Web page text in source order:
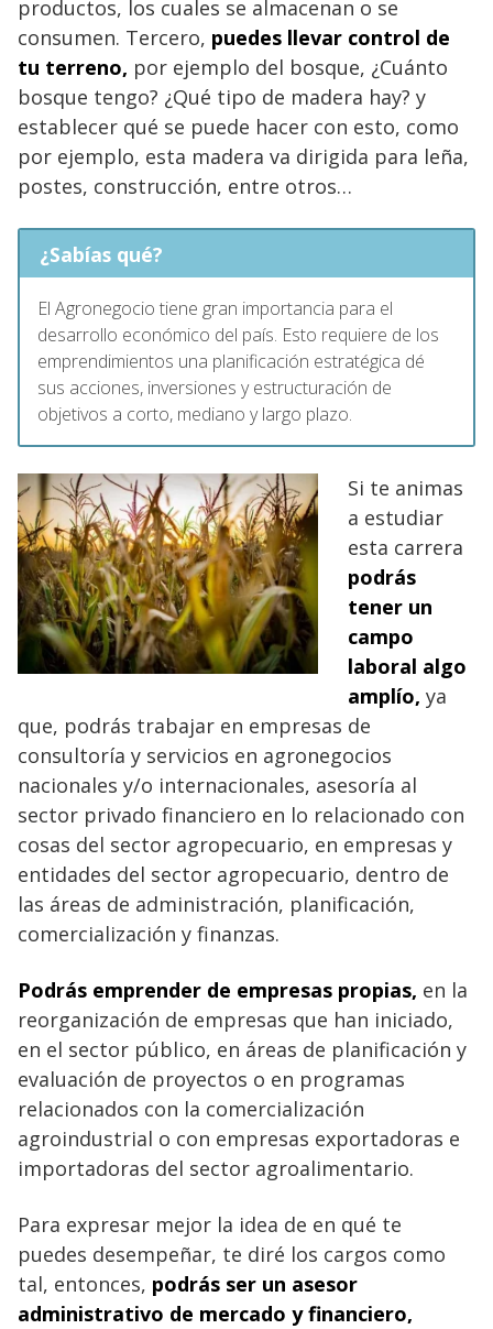
productos, los cuales se almacenan o se
consumen. Tercero, puedes llevar control de
tu terreno, por ejemplo del bosque, ¿Cuánto
bosque tengo? ¿Qué tipo de madera hay? y
establecer qué se puede hacer con esto, como
por ejemplo, esta madera va dirigida para leña,
postes, construcción, entre otros…
¿Sabías qué?
El Agronegocio tiene gran importancia para el
desarrollo económico del país. Esto requiere de los
emprendimientos una planificación estratégica dé
sus acciones, inversiones y estructuración de
objetivos a corto, mediano y largo plazo.
Si te animas
a estudiar
esta carrera
podrás
tener un
campo
laboral algo
amplío, ya
que, podrás trabajar en empresas de
consultoría y servicios en agronegocios
nacionales y/o internacionales, asesoría al
sector privado financiero en lo relacionado con
cosas del sector agropecuario, en empresas y
entidades del sector agropecuario, dentro de
las áreas de administración, planificación,
comercialización y finanzas.
Podrás emprender de empresas propias, en la
reorganización de empresas que han iniciado,
en el sector público, en áreas de planificación y
evaluación de proyectos o en programas
relacionados con la comercialización
agroindustrial o con empresas exportadoras e
importadoras del sector agroalimentario.
Para expresar mejor la idea de en qué te
puedes desempeñar, te diré los cargos como
tal, entonces, podrás ser un asesor
administrativo de mercado y financiero,